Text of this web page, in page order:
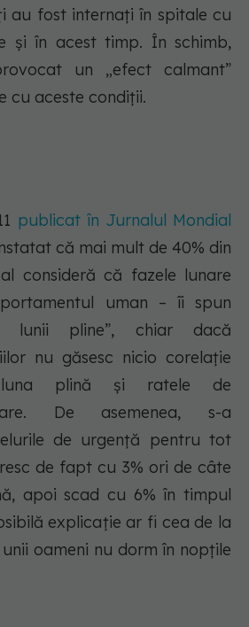
au fost internați în spitale cu
și în acest timp. În schimb,
un „efect calmant”
cu aceste condiții.
publicat în Jurnalul Mondial
că mai mult de 40% din
consideră că fazele lunare
uman – îi spun
lunii pline”, chiar dacă
nu găsesc nicio corelație
plină și ratele de
De asemenea, s-a
de urgență pentru tot
de fapt cu 3% ori de câte
apoi scad cu 6% în timpul
explicație ar fi cea de la
oameni nu dorm în nopțile